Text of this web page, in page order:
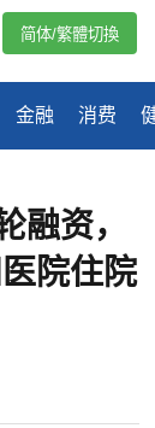
金融 消费
简体/繁體切換
融资，
院住院